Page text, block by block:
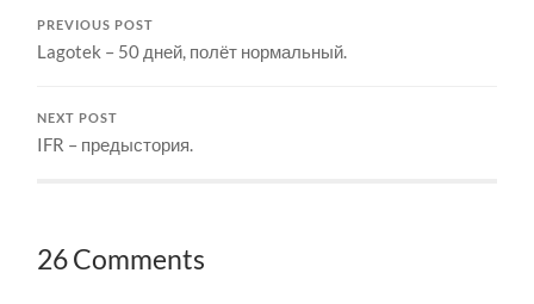
PREVIOUS POST
Lagotek – 50 дней, полёт нормальный.
NEXT POST
IFR – предыстория.
26 Comments